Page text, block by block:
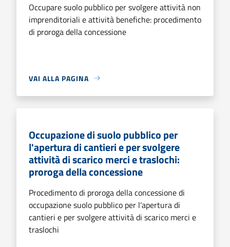
Occupare suolo pubblico per svolgere attività non
imprenditoriali e attività benefiche: procedimento
di proroga della concessione
VAI ALLA PAGINA
Occupazione di suolo pubblico per
l'apertura di cantieri e per svolgere
attività di scarico merci e traslochi:
proroga della concessione
Procedimento di proroga della concessione di
occupazione suolo pubblico per l'apertura di
cantieri e per svolgere attività di scarico merci e
traslochi